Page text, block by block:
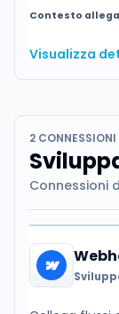
Contesto
Visualizza
2 CONNESSIONI
Connessioni